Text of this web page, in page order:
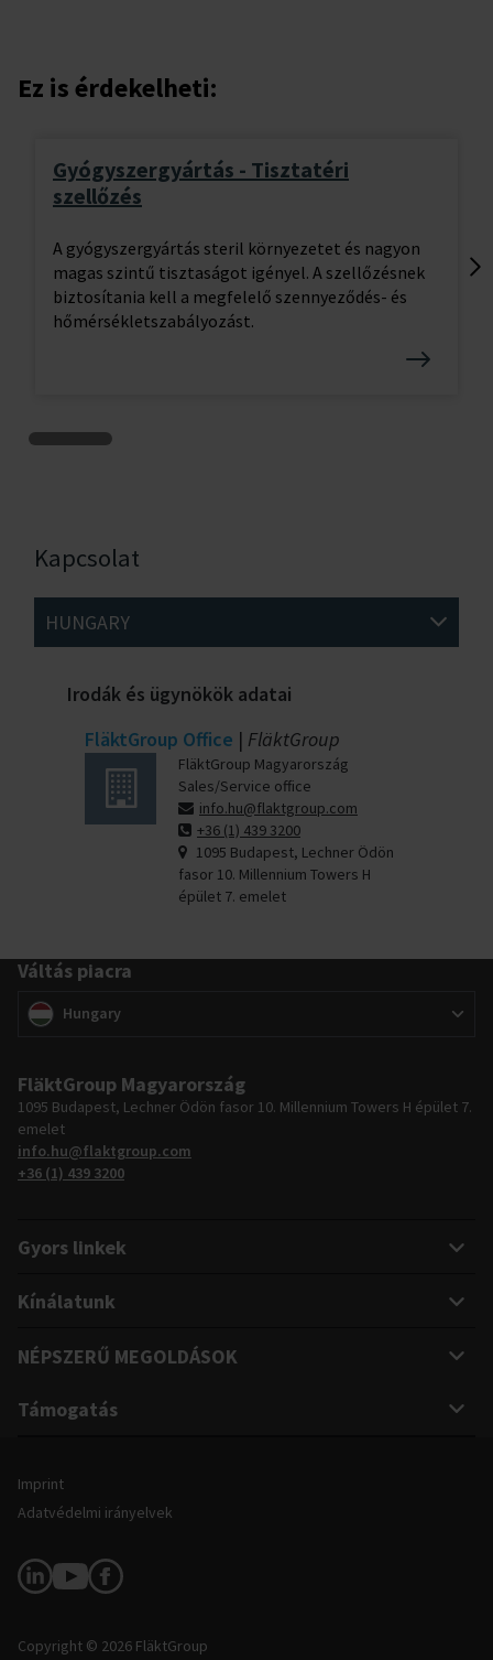
Ez is érdekelheti:
Gyógyszergyártás - Tisztatéri
szellőzés
A gyógyszergyártás steril környezetet és nagyon
magas szintű tisztaságot igényel. A szellőzésnek
biztosítania kell a megfelelő szennyeződés- és
hőmérsékletszabályozást.
Kapcsolat
HUNGARY
Irodák és ügynökök adatai
FläktGroup Office | FläktGroup
FläktGroup Magyarország
Sales/Service office
info.hu@flaktgroup.com
+36 (1) 439 3200
1095 Budapest, Lechner Ödön
fasor 10. Millennium Towers H
épület 7. emelet
Váltás piacra
Váltás piacra
(Hungary)
FläktGroup Magyarország
1095 Budapest, Lechner Ödön fasor 10. Millennium Towers H épület 7.
emelet
info.hu@flaktgroup.com
+36 (1) 439 3200
Gyors linkek
Kínálatunk
NÉPSZERŰ MEGOLDÁSOK
Támogatás
Impresszum és jogi információk
Imprint
Adatvédelmi irányelvek
Kövessen minket
Copyright © 2026 FläktGroup